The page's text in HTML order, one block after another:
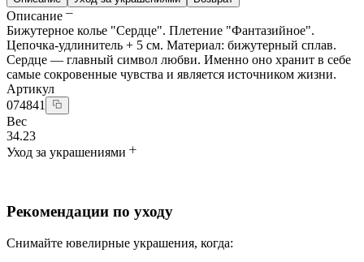
Описание
Бижутерное колье "Сердце". Плетение "Фантазийное".
Цепочка-удлинитель + 5 см. Материал: бижутерный сплав.
Сердце — главный символ любви. Именно оно хранит в себе
самые сокровенные чувства и является источником жизни.
Артикул
074841
Вес
34.23
Уход за украшениями
Рекомендации по уходу
Снимайте ювелирные украшения, когда: